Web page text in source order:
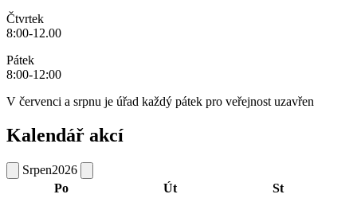
Čtvrtek
8:00-12.00
Pátek
8:00-12:00
V červenci a srpnu je úřad každý pátek pro veřejnost uzavřen
Kalendář akcí
Srpen2026
Po
Út
St